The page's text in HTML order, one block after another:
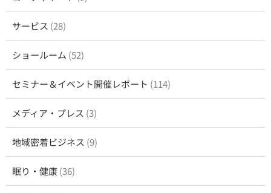
サービス (28)
ショールーム (52)
セミナー＆イベント開催レポート (114)
メディア・プレス (3)
地域密着ビジネス (9)
眠り・健康(36)